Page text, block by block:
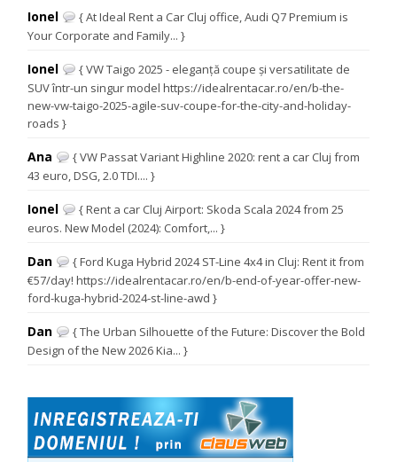
Ionel
{ At Ideal Rent a Car Cluj office, Audi Q7 Premium is
Your Corporate and Family... }
Ionel
{ VW Taigo 2025 - eleganță coupe și versatilitate de
SUV într-un singur model https://idealrentacar.ro/en/b-the-
new-vw-taigo-2025-agile-suv-coupe-for-the-city-and-holiday-
roads }
Ana
{ VW Passat Variant Highline 2020: rent a car Cluj from
43 euro, DSG, 2.0 TDI.... }
Ionel
{ Rent a car Cluj Airport: Skoda Scala 2024 from 25
euros. New Model (2024): Comfort,... }
Dan
{ Ford Kuga Hybrid 2024 ST-Line 4x4 in Cluj: Rent it from
€57/day! https://idealrentacar.ro/en/b-end-of-year-offer-new-
ford-kuga-hybrid-2024-st-line-awd }
Dan
{ The Urban Silhouette of the Future: Discover the Bold
Design of the New 2026 Kia... }